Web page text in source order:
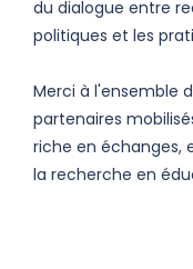
du dialogue entre
politiques et les
Merci à l'ensemble
partenaires
riche en échanges,
la recherche en